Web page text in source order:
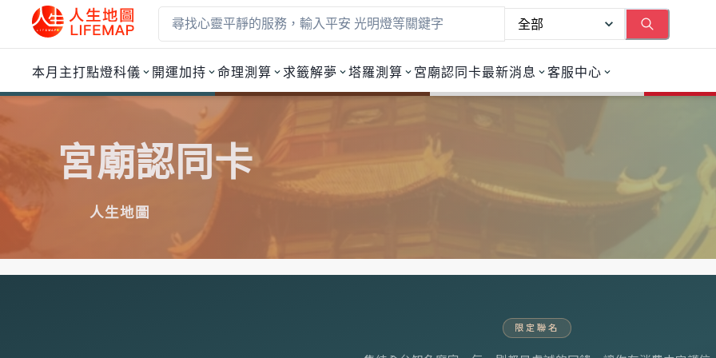
本月主打點燈科儀 開運加持 命理測算 求籤解夢 塔羅測算 宮廟認同卡最新消息 客服中心
宮廟認同卡
人生地圖
限定聯名